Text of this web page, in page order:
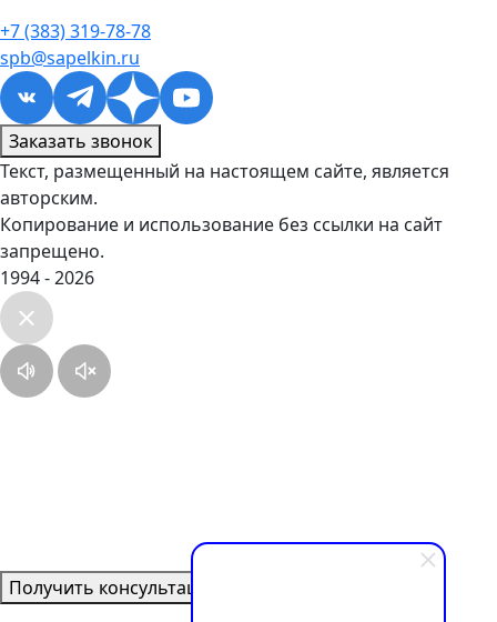
+7 (383) 319-78-78
spb@sapelkin.ru
Заказать звонок
Текст, размещенный на настоящем сайте, является
авторским.
Копирование и использование без ссылки на сайт
запрещено.
1994 - 2026
Получить консультацию